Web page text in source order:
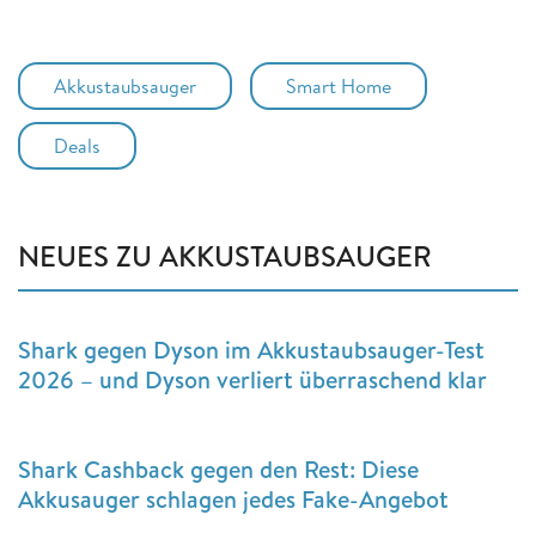
Akkustaubsauger Smart Home
Deals
NEUES ZU AKKUSTAUBSAUGER
Shark gegen Dyson im Akkustaubsauger-Test
2026 – und Dyson verliert überraschend klar
Shark Cashback gegen den Rest: Diese
Akkusauger schlagen jedes Fake-Angebot